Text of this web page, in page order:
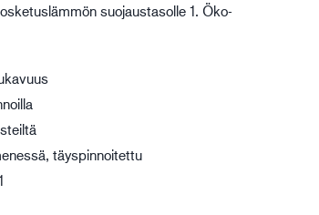
suojaustasolle 1. Öko-
täyspinnoitettu